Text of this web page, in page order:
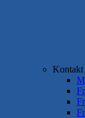
Kontakt